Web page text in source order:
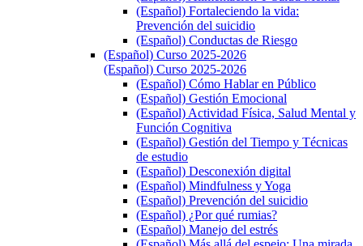
(Español) Fortaleciendo la vida:
Prevención del suicidio
(Español) Conductas de Riesgo
(Español) Curso 2025-2026
(Español) Curso 2025-2026
(Español) Cómo Hablar en Público
(Español) Gestión Emocional
(Español) Actividad Física, Salud Mental y
Función Cognitiva
(Español) Gestión del Tiempo y Técnicas
de estudio
(Español) Desconexión digital
(Español) Mindfulness y Yoga
(Español) Prevención del suicidio
(Español) ¿Por qué rumias?
(Español) Manejo del estrés